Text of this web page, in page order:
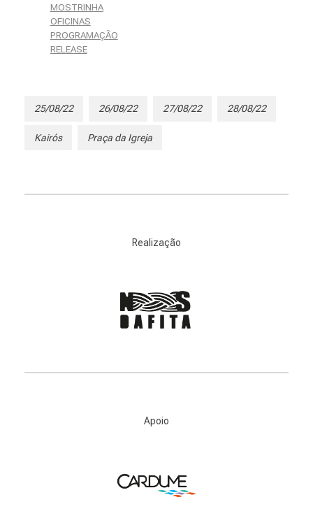
MOSTRINHA
OFICINAS
PROGRAMAÇÃO
RELEASE
25/08/22 26/08/22 27/08/22 28/08/22
Kairós Praça da Igreja
Realização
Apoio